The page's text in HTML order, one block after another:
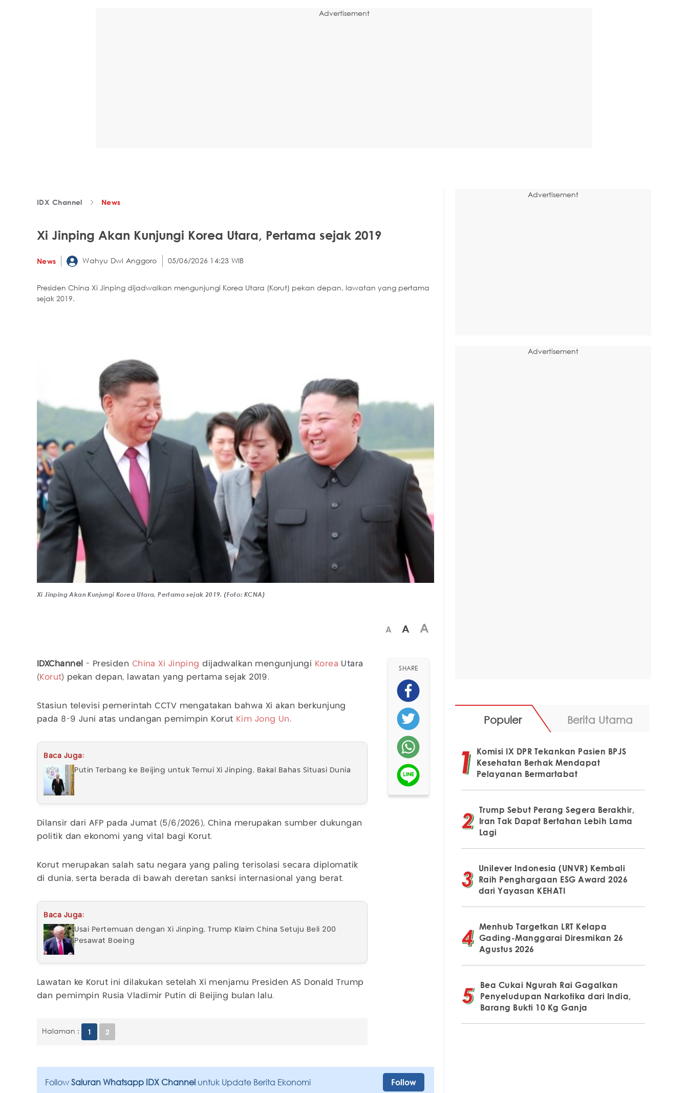
Advertisement
IDX Channel News
Xi Jinping Akan Kunjungi Korea Utara, Pertama sejak 2019
News Wahyu Dwi Anggoro 05/06/2026 14:23 WIB
Presiden China Xi Jinping dijadwalkan mengunjungi Korea Utara (Korut) pekan depan, lawatan yang pertama
sejak 2019.
Xi Jinping Akan Kunjungi Korea Utara, Pertama sejak 2019. (Foto: KCNA)
A A A
IDXChannel - Presiden China Xi Jinping dijadwalkan mengunjungi Korea Utara
( Korut) pekan depan, lawatan yang pertama sejak 2019.
Stasiun televisi pemerintah CCTV mengatakan bahwa Xi akan berkunjung
pada 8-9 Juni atas undangan pemimpin Korut Kim Jong Un .
Baca Juga:
Putin Terbang ke Beijing untuk Temui Xi Jinping, Bakal Bahas Situasi Dunia
Dilansir dari AFP pada Jumat (5/6/2026), China merupakan sumber dukungan
politik dan ekonomi yang vital bagi Korut.
Korut merupakan salah satu negara yang paling terisolasi secara diplomatik
di dunia, serta berada di bawah deretan sanksi internasional yang berat.
Baca Juga:
Usai Pertemuan dengan Xi Jinping, Trump Klaim China Setuju Beli 200
Pesawat Boeing
Lawatan ke Korut ini dilakukan setelah Xi menjamu Presiden AS Donald Trump
dan pemimpin Rusia Vladimir Putin di Beijing bulan lalu.
Halaman : 1 2
SHARE
Follow Saluran Whatsapp IDX Channel untuk Update Berita Ekonomi Follow
Advertisement
Advertisement
Populer Berita Utama
Komisi IX DPR Tekankan Pasien BPJS
Kesehatan Berhak Mendapat
Pelayanan Bermartabat
Trump Sebut Perang Segera Berakhir,
Iran Tak Dapat Bertahan Lebih Lama
Lagi
Unilever Indonesia (UNVR) Kembali
Raih Penghargaan ESG Award 2026
dari Yayasan KEHATI
Menhub Targetkan LRT Kelapa
Gading-Manggarai Diresmikan 26
Agustus 2026
Bea Cukai Ngurah Rai Gagalkan
Penyeludupan Narkotika dari India,
Barang Bukti 10 Kg Ganja